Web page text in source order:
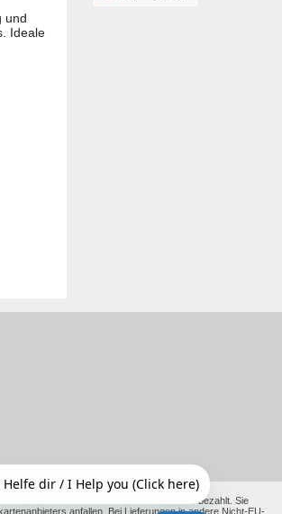
und
Ideale
anfallenden Kosten bereits für Sie vorab bezahlt. Sie
anfallen. Bei Lieferungen in andere Nicht-EU-